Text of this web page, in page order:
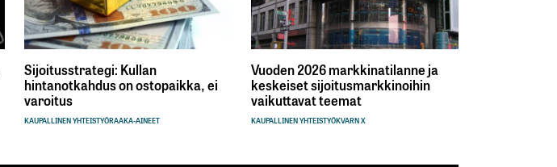
Sijoitusstrategi: Kullan
hintanotkahdus on ostopaikka, ei
varoitus
KAUPALLINEN YHTEISTYÖRAAKA-AINEET
Vuoden 2026 markkinatilanne ja
keskeiset sijoitusmarkkinoihin
vaikuttavat teemat
KAUPALLINEN YHTEISTYÖKVARN X